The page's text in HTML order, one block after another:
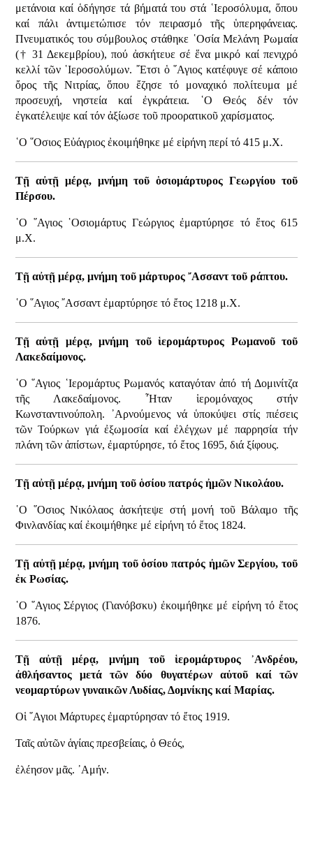
μετάνοια καί ὁδήγησε τά βήματά του στά ῾Ιεροσόλυμα, ὅπου
καί πάλι ἀντιμετώπισε τόν πειρασμό τῆς ὑπερηφάνειας.
Πνευματικός του σύμβουλος στάθηκε ῾Οσία Μελάνη Ρωμαία
(† 31 Δεκεμβρίου), πού ἀσκήτευε σέ ἕνα μικρό καί πενιχρό
κελλί τῶν ῾Ιεροσολύμων. ῎Ετσι ὁ ῞Αγιος κατέφυγε σέ κάποιο
ὄρος τῆς Νιτρίας, ὅπου ἔζησε τό μοναχικό πολίτευμα μέ
προσευχή, νηστεία καί ἐγκράτεια. ῾Ο Θεός δέν τόν
ἐγκατέλειψε καί τόν ἀξίωσε τοῦ προορατικοῦ χαρίσματος.
῾Ο ῞Οσιος Εὐάγριος ἐκοιμήθηκε μέ εἰρήνη περί τό 415 μ.Χ.
Τῇ αὐτῇ μέρᾳ, μνήμη τοῦ ὁσιομάρτυρος Γεωργίου τοῦ
Πέρσου.
῾Ο ῞Αγιος ῾Οσιομάρτυς Γεώργιος ἐμαρτύρησε τό ἔτος 615
μ.Χ.
Τῇ αὐτῇ μέρᾳ, μνήμη τοῦ μάρτυρος ῎Ασσαντ τοῦ ράπτου.
῾Ο ῞Αγιος ῎Ασσαντ ἐμαρτύρησε τό ἔτος 1218 μ.Χ.
Τῇ αὐτῇ μέρᾳ, μνήμη τοῦ ἱερομάρτυρος Ρωμανοῦ τοῦ
Λακεδαίμονος.
῾Ο ῞Αγιος ῾Ιερομάρτυς Ρωμανός καταγόταν ἀπό τή Δομινίτζα
τῆς Λακεδαίμονος. ῏Ηταν ἱερομόναχος στήν
Κωνσταντινούπολη. ᾿Αρνούμενος νά ὑποκύψει στίς πιέσεις
τῶν Τούρκων γιά ἐξωμοσία καί ἐλέγχων μέ παρρησία τήν
πλάνη τῶν ἀπίστων, ἐμαρτύρησε, τό ἔτος 1695, διά ξίφους.
Τῇ αὐτῇ μέρᾳ, μνήμη τοῦ ὁσίου πατρός ἠμῶν Νικολάου.
῾Ο ῞Οσιος Νικόλαος ἀσκήτεψε στή μονή τοῦ Βάλαμο τῆς
Φινλανδίας καί ἐκοιμήθηκε μέ εἰρήνη τό ἔτος 1824.
Τῇ αὐτῇ μέρᾳ, μνήμη τοῦ ὁσίου πατρός ἠμῶν Σεργίου, τοῦ
ἐκ Ρωσίας.
῾Ο ῞Αγιος Σέργιος (Γιανόβσκυ) ἐκοιμήθηκε μέ εἰρήνη τό ἔτος
1876.
Τῇ αὐτῇ μέρᾳ, μνήμη τοῦ ἱερομάρτυρος ᾿Ανδρέου,
ἀθλήσαντος μετά τῶν δύο θυγατέρων αὐτοῦ καί τῶν
νεομαρτύρων γυναικῶν Λυδίας, Δομνίκης καί Μαρίας.
Οἱ ῞Αγιοι Μάρτυρες ἐμαρτύρησαν τό ἔτος 1919.
Ταῖς αὐτῶν ἁγίαις πρεσβείαις, ὁ Θεός,
ἐλέησον μᾶς. ᾿Αμήν.